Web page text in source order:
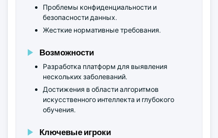
Проблемы конфиденциальности и
безопасности данных.
Жесткие нормативные требования.
Возможности
Разработка платформ для выявления
нескольких заболеваний.
Достижения в области алгоритмов
искусственного интеллекта и глубокого
обучения.
Ключевые игроки